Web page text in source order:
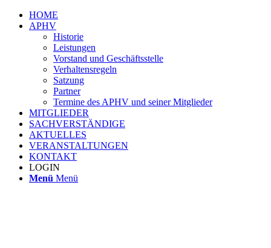
HOME
APHV
Historie
Leistungen
Vorstand und Geschäftsstelle
Verhaltensregeln
Satzung
Partner
Termine des APHV und seiner Mitglieder
MITGLIEDER
SACHVERSTÄNDIGE
AKTUELLES
VERANSTALTUNGEN
KONTAKT
LOGIN
Menü Menü